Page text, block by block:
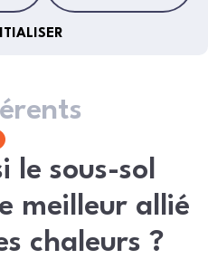
le sous-sol
meilleur allié
chaleurs ?